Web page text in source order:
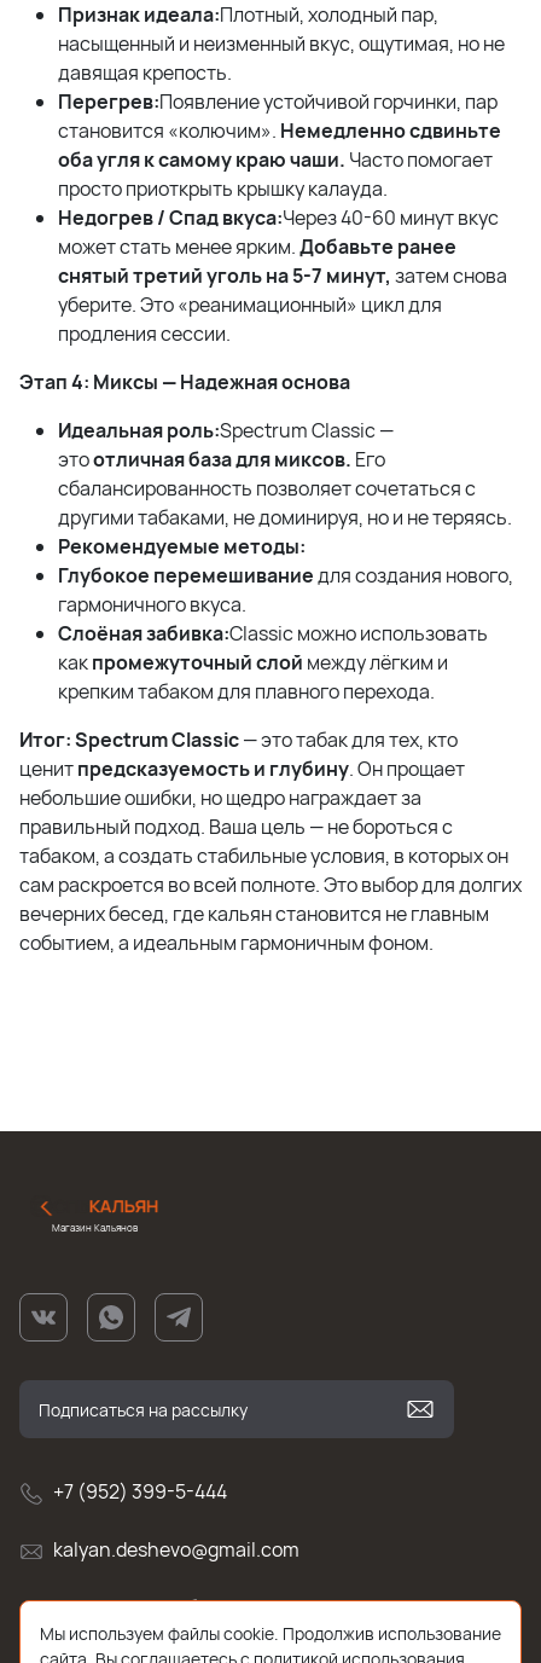
Признак идеала:Плотный, холодный пар,
насыщенный и неизменный вкус, ощутимая, но не
давящая крепость.
Перегрев:Появление устойчивой горчинки, пар
становится «колючим». Немедленно сдвиньте
оба угля к самому краю чаши. Часто помогает
просто приоткрыть крышку калауда.
Недогрев / Спад вкуса:Через 40-60 минут вкус
может стать менее ярким.Добавьте ранее
снятый третий уголь на 5-7 минут, затем снова
уберите. Это «реанимационный» цикл для
продления сессии.
Этап 4: Миксы — Надежная основа
Идеальная роль:Spectrum Classic —
этоотличная база для миксов. Его
сбалансированность позволяет сочетаться с
другими табаками, не доминируя, но и не теряясь.
Рекомендуемые методы:
Глубокое перемешиваниедля создания нового,
гармоничного вкуса.
Слоёная забивка:Classic можно использовать
какпромежуточный слой между лёгким и
крепким табаком для плавного перехода.
Итог:Spectrum Classic— это табак для тех, кто
ценитпредсказуемость и глубину. Он прощает
небольшие ошибки, но щедро награждает за
правильный подход. Ваша цель — не бороться с
табаком, а создать стабильные условия, в которых он
сам раскроется во всей полноте. Это выбор для долгих
вечерних бесед, где кальян становится не главным
событием, а идеальным гармоничным фоном.
Магазин Кальянов
+7 (952) 399-5-444
kalyan.deshevo@gmail.com
г. Санкт-Петербург, улица Белы Куна , д.2к1
Мы используем файлы cookie. Продолжив использование